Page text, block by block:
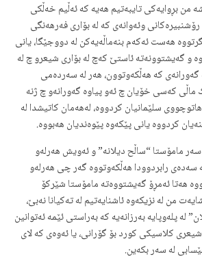
من بڕوایەکی تایبەتیم هەیە کە ئەڵیم خەڵکی
وئەوانەی کە لە بۆاری فەرهەنگی
هەست ئەکەم بنەماڵەیەکن لە دووجێگا، یانی
و گەیشتوونەتە ئاستێ کەچ لە بۆاری شیعرو چ لە
گەورانەی کە هەڵکەوتوون، هەر لە سەردەمی
ماڵی کەسی خۆیان چ ئەو پیاوە گەورانەو چ ژنە
سلێمانیان کردووە، لەهەمان کاتیشدا لە
کردووە یانی پێکەوە پێوەندیان هەبووە.
مامۆستا “ساڵح دیلانە” و ئەویش هەرلەو
سەدەی رابردوودا هەڵکەوتووە گەر چی هەرلەو
هەتا ئەمڕۆ گەیشتووەتە مامۆستا شێرکۆ
من لە نزیکەوە ئاشنایەتیم لە تەکیانا نەبێ،
لە پلەوپایە بەرزانەیە کە بەراستی ئێمە ئەتوانین
کلاسیکی کورد بۆ گۆرانی، یا ئەوەی کە لای
لە سەر بکەین.